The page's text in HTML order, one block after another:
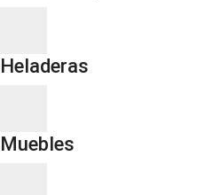
Heladeras
Muebles